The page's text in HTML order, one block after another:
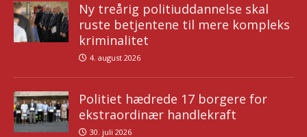
Ny treårig politiuddannelse skal
ruste betjentene til mere kompleks
kriminalitet
4. august 2026
Politiet hædrede 17 borgere for
ekstraordinær handlekraft
30. juli 2026